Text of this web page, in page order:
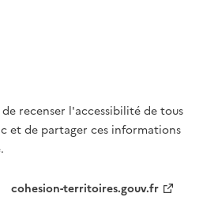
recenser l'accessibilité de tous
et de partager ces informations
cohesion-territoires.gouv.fr